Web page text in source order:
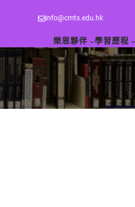
info@cmts.edu.hk
樂恩夥伴 學習歷程